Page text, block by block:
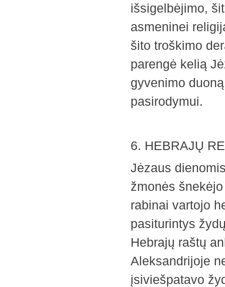
išsigelbėjimo,
asmeninei
šito troškimo
parengė kelią
gyvenimo
pasirodymui.
6. HEBRAJŲ
Jėzaus
žmonės
rabinai vartojo
pasiturintys
Hebrajų raštų
Aleksandrijoje
įsiviešpatavo